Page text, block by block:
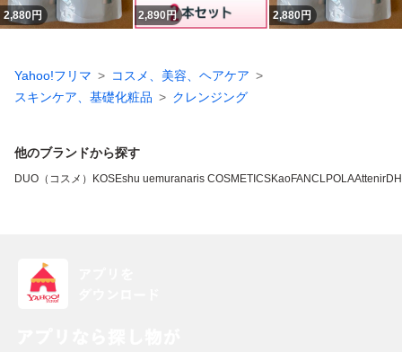
2,880円 2,890 円 2,880円
Yahoo!フリマ
コスメ、美容、ヘアケア
スキンケア、基礎化粧品
クレンジング
他のブランドから探す
DUO（コスメ） KOSEshu uemuranaris COSMETICSKaoFANCLPOLAAttenir